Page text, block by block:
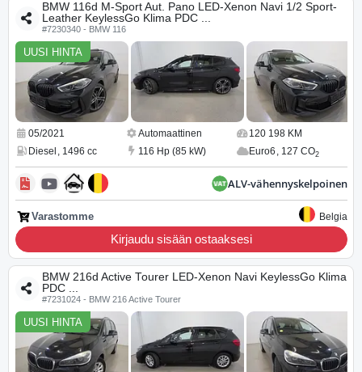
BMW 116d M-Sport Aut. Pano LED-Xenon Navi 1/2 Sport-
Leather KeylessGo Klima PDC ...
#7230340 - BMW 116
UUSI HINTA
05/2021 Automaattinen
120 198 KM
Diesel, 1496 cc 116 Hp (85 kW) Euro6, 127 CO2
ALV-vähennyskelpoinen
Varastomme Belgia
Kirjaudu sisään ostaaksesi
BMW 216d Active Tourer LED-Xenon Navi KeylessGo Klima
PDC ...
#7231024 - BMW 216 Active Tourer
UUSI HINTA